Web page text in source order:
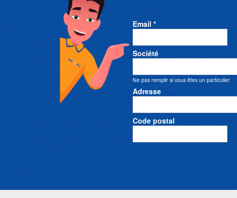
Email *
Société
Ne pas remplir si vous êtes un particulier
Adresse
Code postal